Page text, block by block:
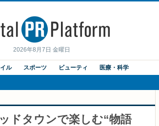
2026年8月7日 金曜日
ル スポーツ ビューティ 医療・科学
ドタウンで楽しむ“物語